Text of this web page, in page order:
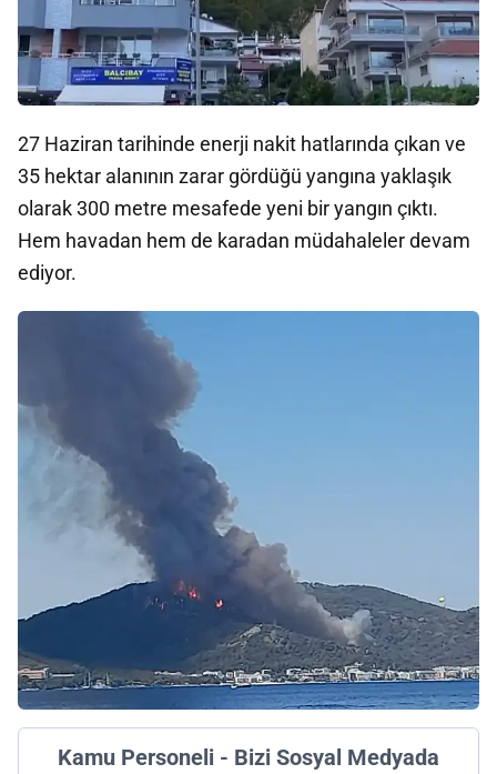
27 Haziran tarihinde enerji nakit hatlarında çıkan ve
35 hektar alanının zarar gördüğü yangına yaklaşık
olarak 300 metre mesafede yeni bir yangın çıktı.
Hem havadan hem de karadan müdahaleler devam
ediyor.
Kamu Personeli - Bizi Sosyal Medyada